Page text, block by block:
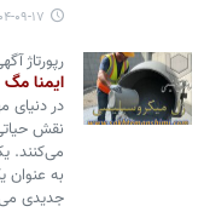
۱۴۰۴-۰۹-۱۷
رپورتاژ
ایمنا مگ
در دنیای
نقش
می‌کنند.
به عنوان
جدیدی